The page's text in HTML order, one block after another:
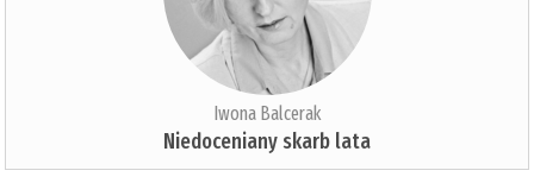
Iwona Balcerak
Niedoceniany skarb lata